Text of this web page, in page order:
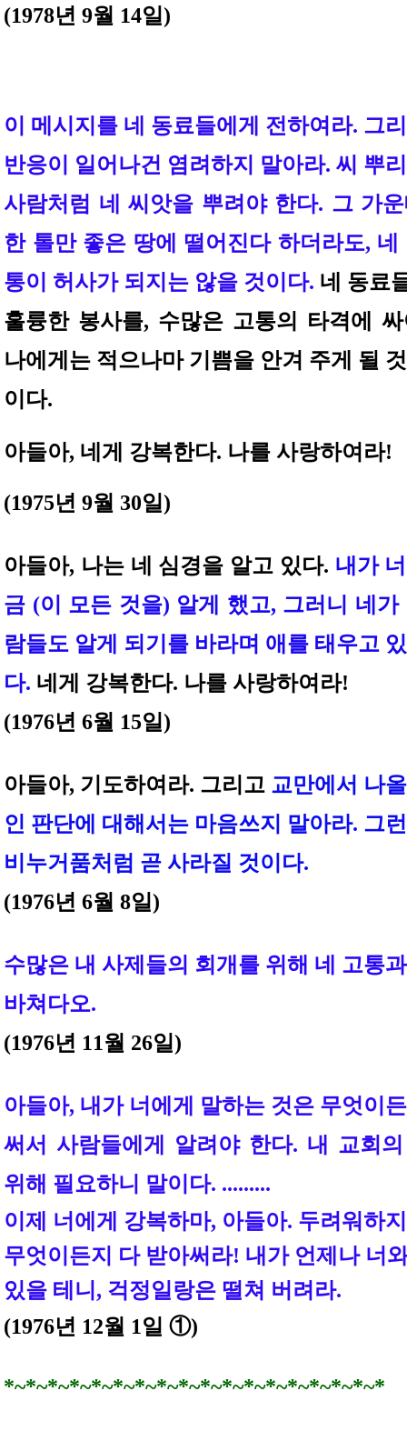
(1978년 9월 14일)
이 메시지를 네 동료들에게 전하여라. 그
반응이 일어나건 염려하지 말아라. 씨 뿌
사람처럼 네 씨앗을 뿌려야 한다. 그 가
한 톨만 좋은 땅에 떨어진다 하더라도, 네
통이 허사가 되지는 않을 것이다. 네 동료
훌륭한 봉사를, 수많은 고통의 타격에
나에게는 적으나마 기쁨을 안겨 주게 될
이다.
아들아, 네게 강복한다. 나를 사랑하여라!
(1975년 9월 30일)
아들아, 나는 네 심경을 알고 있다. 내가
금 (이 모든 것을) 알게 했고, 그러니 네가
람들도 알게 되기를 바라며 애를 태우고
다. 네게 강복한다. 나를 사랑하여라!
(1976년 6월 15일)
아들아, 기도하여라. 그리고 교만에서 나
인 판단에 대해서는 마음쓰지 말아라. 그
비누거품처럼 곧 사라질 것이다.
(1976년 6월 8일)
수많은 내 사제들의 회개를 위해 네 고통
바쳐다오.
(1976년 11월 26일)
아들아, 내가 너에게 말하는 것은 무엇이
써서 사람들에게 알려야 한다. 내 교회
위해 필요하니 말이다. .........
이제 너에게 강복하마, 아들아. 두려워하
무엇이든지 다 받아써라! 내가 언제나 너
있을 테니, 걱정일랑은 떨쳐 버려라.
(1976년 12월 1일 ①)
*~*~*~*~*~*~*~*~*~*~*~*~*~*~*~*~*~*